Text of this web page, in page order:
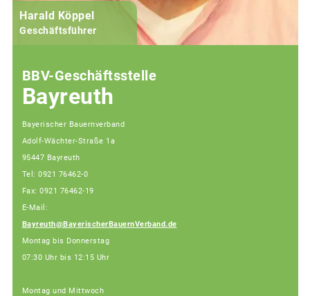
Harald Köppel
Geschäftsführer
BBV-Geschäftsstelle
Bayreuth
Bayerischer Bauernverband
Adolf-Wächter-Straße 1a
95447 Bayreuth
Tel: 0921 76462-0
Fax: 0921 76462-19
E-Mail:
Bayreuth@BayerischerBauernVerband.de
Montag bis Donnerstag
07:30 Uhr bis 12:15 Uhr
Montag und Mittwoch